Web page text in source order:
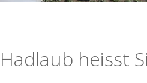
heisst